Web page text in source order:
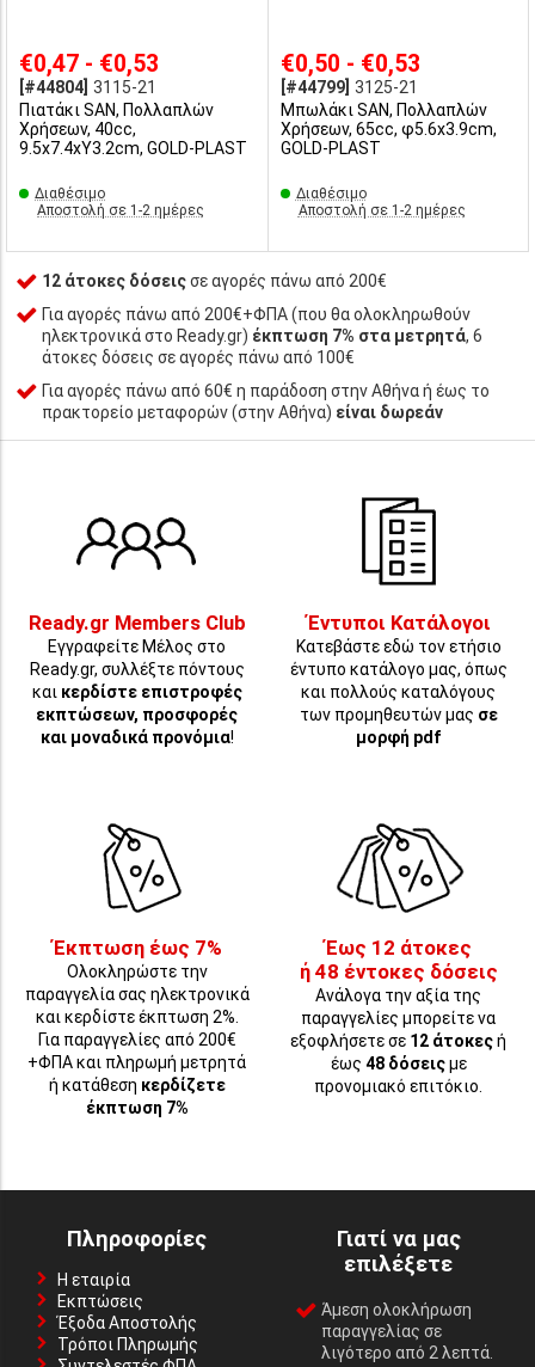
€0,47 - €0,53
[#44804] 3115-21
Πιατάκι SAN, Πολλαπλών
Χρήσεων, 40cc,
9.5x7.4xΥ3.2cm, GOLD-PLAST
Διαθέσιμο
Αποστολή σε 1-2 ημέρες
€0,50 - €0,53
[#44799] 3125-21
Μπωλάκι SAN, Πολλαπλών
Χρήσεων, 65cc, φ5.6x3.9cm,
GOLD-PLAST
Διαθέσιμο
Αποστολή σε 1-2 ημέρες
12 άτοκες δόσειςσε αγορές πάνω από 200€
Για αγορές πάνω από 200€+ΦΠΑ (που θα ολοκληρωθούν
ηλεκτρονικά στο Ready.gr) έκπτωση 7% στα μετρητά, 6
άτοκες δόσεις σε αγορές πάνω από 100€
Για αγορές πάνω από 60€ η παράδοση στην Αθήνα ή έως το
πρακτορείο μεταφορών (στην Αθήνα) είναι δωρεάν
Ready.gr Members Club
Εγγραφείτε Μέλος στο
Ready.gr, συλλέξτε πόντους
και κερδίστε επιστροφές
εκπτώσεων, προσφορές
και μοναδικά προνόμια!
Έντυποι Κατάλογοι
Κατεβάστε εδώ τον ετήσιο
έντυπο κατάλογο μας, όπως
και πολλούς καταλόγους
των προμηθευτών μας σε
μορφή pdf
Έκπτωση έως 7%
Ολοκληρώστε την
παραγγελία σας ηλεκτρονικά
και κερδίστε έκπτωση 2%.
Για παραγγελίες από 200€
+ΦΠΑ και πληρωμή μετρητά
ή κατάθεση κερδίζετε
έκπτωση 7%
Έως 12 άτοκες
ή 48 έντοκες δόσεις
Ανάλογα την αξία της
παραγγελίες μπορείτε να
εξοφλήσετε σε 12 άτοκεςή
έως 48 δόσειςμε
προνομιακό επιτόκιο.
Πληροφορίες
Η εταιρία
Εκπτώσεις
Έξοδα Αποστολής
Τρόποι Πληρωμής
Γιατί να μας
επιλέξετε
Άμεση ολοκλήρωση
παραγγελίας σε
λιγότερο από 2 λεπτά.